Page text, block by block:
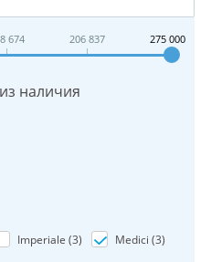
674 206 837 275 000
наличия
Imperiale (3) Medici (3)